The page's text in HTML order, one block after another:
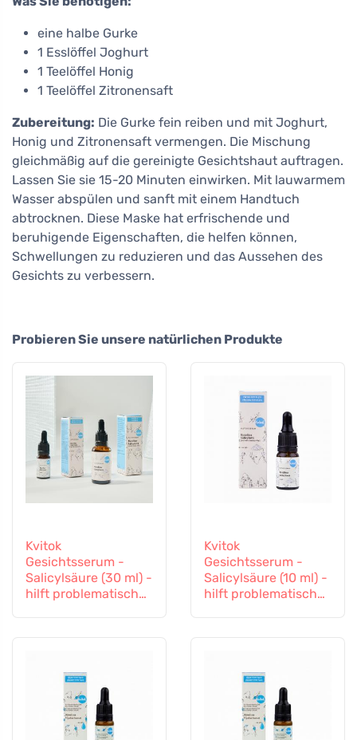
eine halbe Gurke
1 Esslöffel Joghurt
1 Teelöffel Honig
1 Teelöffel Zitronensaft
Zubereitung: Die Gurke fein reiben und mit Joghurt,
Honig und Zitronensaft vermengen. Die Mischung
gleichmäßig auf die gereinigte Gesichtshaut auftragen.
Lassen Sie sie 15-20 Minuten einwirken. Mit lauwarmem
Wasser abspülen und sanft mit einem Handtuch
abtrocknen. Diese Maske hat erfrischende und
beruhigende Eigenschaften, die helfen können,
Schwellungen zu reduzieren und das Aussehen des
Gesichts zu verbessern.
Probieren Sie unsere natürlichen Produkte
Kvitok
Gesichtsserum -
Salicylsäure (30 ml) -
hilft problematischer
Kvitok
Gesichtsserum -
Salicylsäure (10 ml) -
hilft problematischer